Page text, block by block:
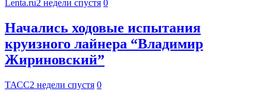
Lenta.ru2 недели спустя 0
Начались ходовые испытания
круизного лайнера “Владимир
Жириновский”
ТАСС2 недели спустя 0